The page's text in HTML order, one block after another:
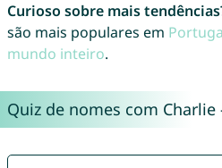
Curioso sobre mais
são mais populares em
mundo inteiro.
Quiz de nomes com Charlie